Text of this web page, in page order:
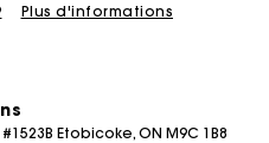
Plus d'informations
Etobicoke, ON M9C 1B8